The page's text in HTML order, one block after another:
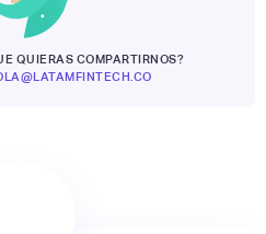
QUIERAS COMPARTIRNOS?